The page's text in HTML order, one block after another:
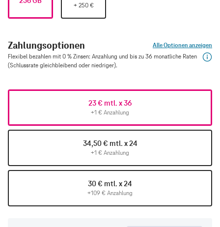
+ 250 €
Zahlungsoptionen
Alle Optionen anzeigen
Flexibel bezahlen mit 0 % Zinsen: Anzahlung und bis zu 36 monatliche Raten
(Schlussrate gleichbleibend oder niedriger).
23 € mtl. x 36
+1 € Anzahlung
34,50 € mtl. x 24
+1 € Anzahlung
30 € mtl. x 24
+109 € Anzahlung